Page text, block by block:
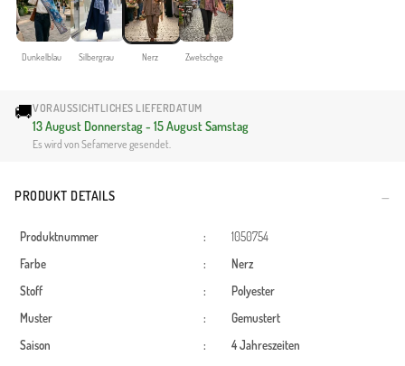
Dunkelblau Silbergrau Nerz Zwetschge
🚚VORAUSSICHTLICHES LIEFERDATUM
13 August Donnerstag - 15 August Samstag
Es wird von Sefamerve gesendet.
PRODUKT DETAILS
Produktnummer :
1050754
Farbe
:
Nerz
Stoff
:
Polyester
Muster
:
Gemustert
Saison
:
4 Jahreszeiten